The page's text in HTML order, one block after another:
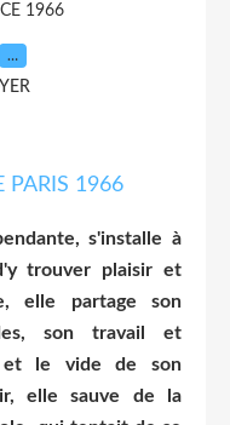
1966
…
s'installe à
trouver plaisir et
elle partage son
son travail et
et le vide de son
elle sauve de la